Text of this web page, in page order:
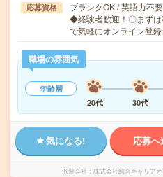
応募資格
ブランクOK / 英語力不要
◆経験者歓迎！〇まず
で気軽にオンライン登
職場の雰囲気
年齢層
20代
30代
気になる! 応募へ
派遣会社 株式会社綜合キャリア